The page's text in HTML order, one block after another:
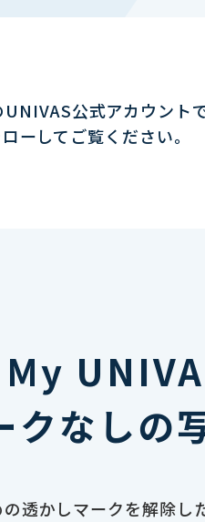
公式アカウント
ーしてご覧ください｡
My
クなしの
透かしマークを解除し